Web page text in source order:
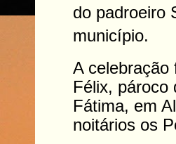
do padroeiro
município.
A celebração
Félix, pároco
Fátima, em
noitários os